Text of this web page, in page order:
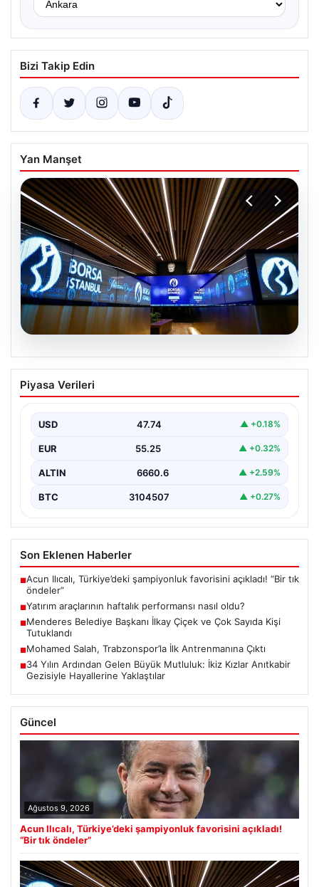
Bizi Takip Edin
Yan Manşet
Yatırım araçlarının haftalık performansı
nasıl oldu?
Analizi”, “content”: “ Türkiye’nin finans piyasalarında
yeni haftanın…
Piyasa Verileri
USD 47.74 ▲ +0.18%
EUR 55.25 ▲ +0.32%
ALTIN 6660.6 ▲ +2.59%
BTC 3104507 ▲ +0.27%
Son Eklenen Haberler
■Acun Ilıcalı, Türkiye’deki şampiyonluk favorisini açıkladı! “Bir tık
öndeler”
■Yatırım araçlarının haftalık performansı nasıl oldu?
■Menderes Belediye Başkanı İlkay Çiçek ve Çok Sayıda Kişi
Tutuklandı
■Mohamed Salah, Trabzonspor’la İlk Antrenmanına Çıktı
■34 Yılın Ardından Gelen Büyük Mutluluk: İkiz Kızlar Anıtkabir
Gezisiyle Hayallerine Yaklaştılar
Güncel
Ağustos 9, 2026
Acun Ilıcalı, Türkiye’deki şampiyonluk favorisini açıkladı!
“Bir tık öndeler”